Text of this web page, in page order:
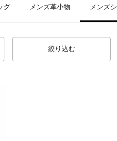
グ メンズ革小物 メンズ
絞り込む